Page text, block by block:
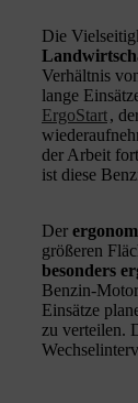
Die
Verhältnis
lange
ErgoStart,
der Arbeit
ist diese
Der
größeren
besonders
Benzin-
Einsätze
zu verteilen.